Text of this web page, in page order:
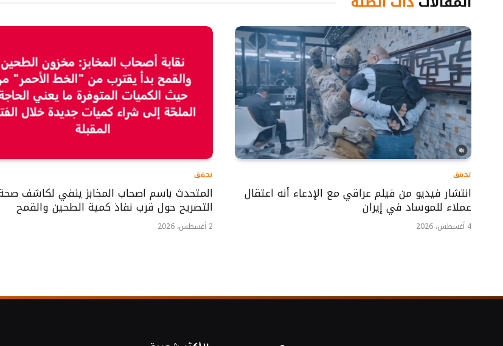
تحقق
انتشار فيديو من فيلم عراقي مع الإدعاء أنه اعتقال
عملاء للموساد في إيران
4 أغسطس، 2026
تحقق
المتحدث باسم اصحاب المخابز ينفي لكاشف
التصريح حول قرب نفاذ كمية الطحين والقمح
2 أغسطس، 2026